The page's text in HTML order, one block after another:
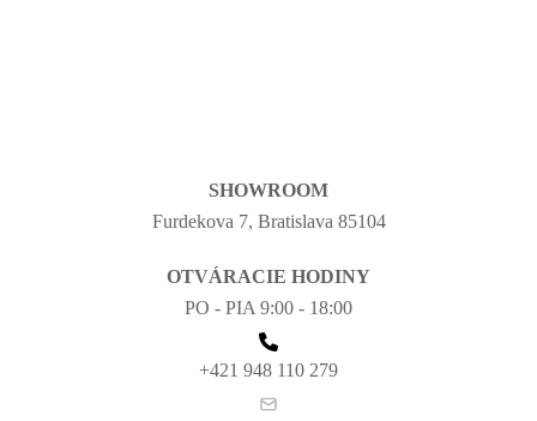
SHOWROOM
Furdekova 7, Bratislava 85104
OTVÁRACIE HODINY
PO - PIA 9:00 - 18:00
+421 948 110 279